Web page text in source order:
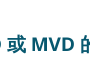
或 MVD